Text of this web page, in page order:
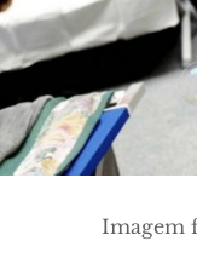
Imagem